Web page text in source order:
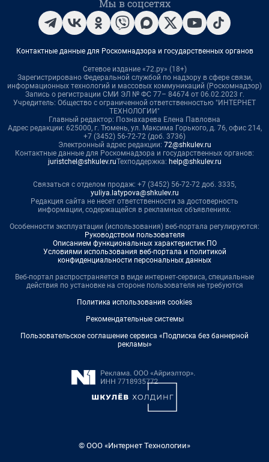
Мы в соцсетях
Контактные данные для Роскомнадзора и государственных органов
Сетевое издание «72.ру» (18+)
Зарегистрировано Федеральной службой по надзору в сфере связи,
информационных технологий и массовых коммуникаций (Роскомнадзор)
Запись о регистрации СМИ ЭЛ № ФС 77– 84674 от 06.02.2023 г.
Учредитель: Общество с ограниченной ответственностью "ИНТЕРНЕТ
ТЕХНОЛОГИИ"
Главный редактор: Познахарева Елена Павловна
Адрес редакции: 625000, г. Тюмень, ул. Максима Горького, д. 76, офис 214,
+7 (3452) 56-72-72 (доб. 3736)
Электронный адрес редакции: 72@shkulev.ru
Контактные данные для Роскомнадзора и государственных органов:
juristchel@shkulev.ruТехподдержка: help@shkulev.ru
Связаться с отделом продаж: +7 (3452) 56-72-72 доб. 3335,
yuliya.latypova@shkulev.ru
Редакция сайта не несет ответственности за достоверность
информации, содержащейся в рекламных объявлениях.
Особенности эксплуатации (использования) веб-портала регулируются:
Руководством пользователя
Описанием функциональных характеристик ПО
Условиями использования веб-портала и политикой
конфиденциальности персональных данных
Веб-портал распространяется в виде интернет-сервиса, специальные
действия по установке на стороне пользователя не требуются
Политика использования cookies
Рекомендательные системы
Пользовательское соглашение сервиса «Подписка без баннерной
рекламы»
© ООО «Интернет Технологии»